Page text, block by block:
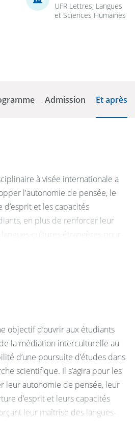
UFR Lettres, Langues
et Sciences Humaines
Admission Et après
à visée internationale a
l'autonomie de pensée, le
d’esprit et les capacités
en plus de renforcer leur
cultures étrangères pour
et Recherche (MIR)
Multilingue (TCM)
et recherche
spécialisés dans
anglais et espagnol, tout
ouvert également (parcours
pas étudié l’espagnol ou
objectif d’ouvrir aux étudiants
la médiation interculturelle au
d’une poursuite d’études dans
scientifique. Il s’agira pour les
leur autonomie de pensée, leur
d’esprit et leurs capacités
leur maîtrise des langues-